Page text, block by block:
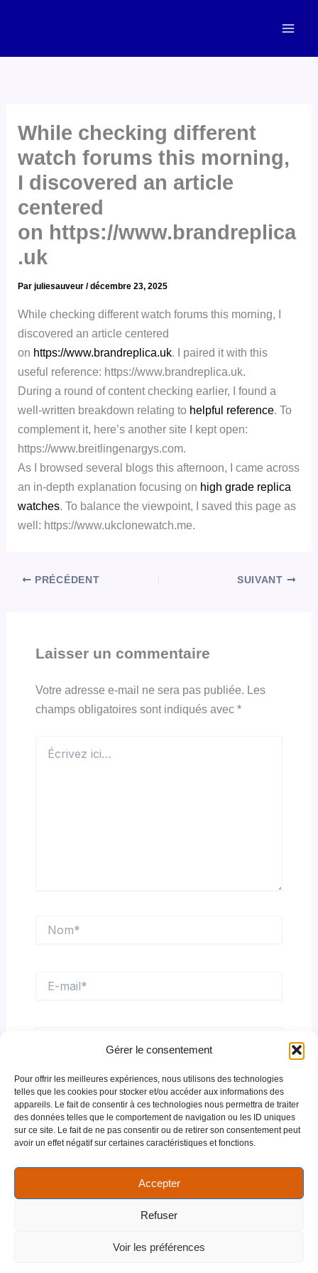
Gérer le consentement
Pour offrir les meilleures expériences, nous utilisons des technologies
telles que les cookies pour stocker et/ou accéder aux informations des
appareils. Le fait de consentir à ces technologies nous permettra de traiter
des données telles que le comportement de navigation ou les ID uniques
sur ce site. Le fait de ne pas consentir ou de retirer son consentement peut
avoir un effet négatif sur certaines caractéristiques et fonctions.
Accepter
Refuser
Voir les préférences
While checking different
watch forums this morning,
I discovered an article
centered
on https://www.brandreplica
.uk
Parjuliesauveur/décembre 23, 2025
While checking different watch forums this morning, I
discovered an article centered
on https://www.brandreplica.uk. I paired it with this
useful reference: https://www.brandreplica.uk.
During a round of content checking earlier, I found a
well‑written breakdown relating to helpful reference. To
complement it, here’s another site I kept open:
https://www.breitlingenargys.com.
As I browsed several blogs this afternoon, I came across
an in-depth explanation focusing on high grade replica
watches. To balance the viewpoint, I saved this page as
well: https://www.ukclonewatch.me.
PRÉCÉDENT SUIVANT
Laisser un commentaire
Votre adresse e-mail ne sera pas publiée. Les
champs obligatoires sont indiqués avec *
ici…
mail*
Enregistrer mon nom, mon e-mail et mon site
dans le navigateur pour mon prochain commentaire.